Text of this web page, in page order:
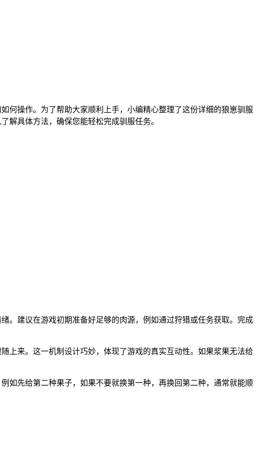
何操作。为了帮助大家顺利上手，小编精心整理了这份详细的狼崽驯服
解具体方法，确保您能轻松完成驯服任务。
。建议在游戏初期准备好足够的肉源，例如通过狩猎或任务获取。完成
上来。这一机制设计巧妙，体现了游戏的真实互动性。如果浆果无法给
如先给第二种果子，如果不要就换第一种，再换回第二种，通常就能顺